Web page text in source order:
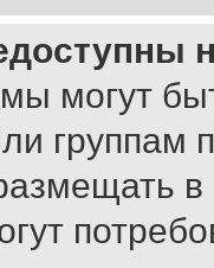
могут
группам